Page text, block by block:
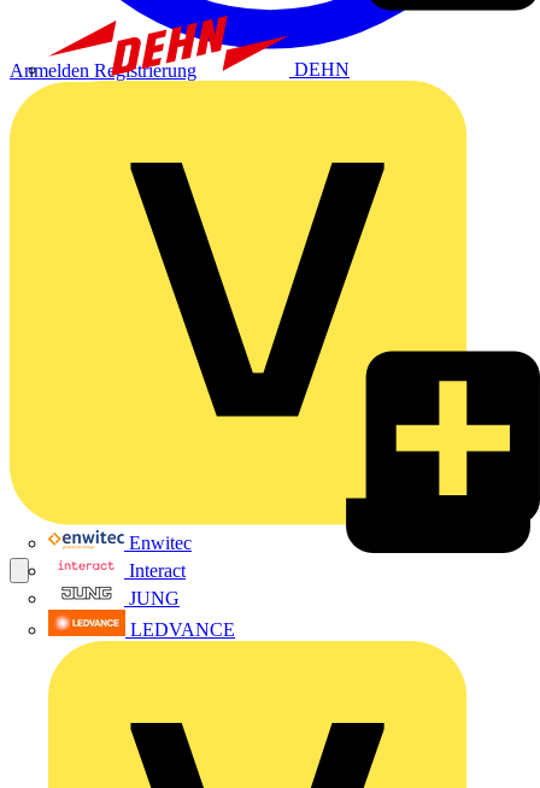
DEHN
Enwitec
Interact
JUNG
LEDVANCE
Anmelden Registrierung